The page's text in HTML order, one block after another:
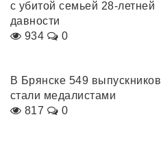
с убитой семьей 28-летней
давности
934
0
В Брянске 549 выпускников
стали медалистами
817
0